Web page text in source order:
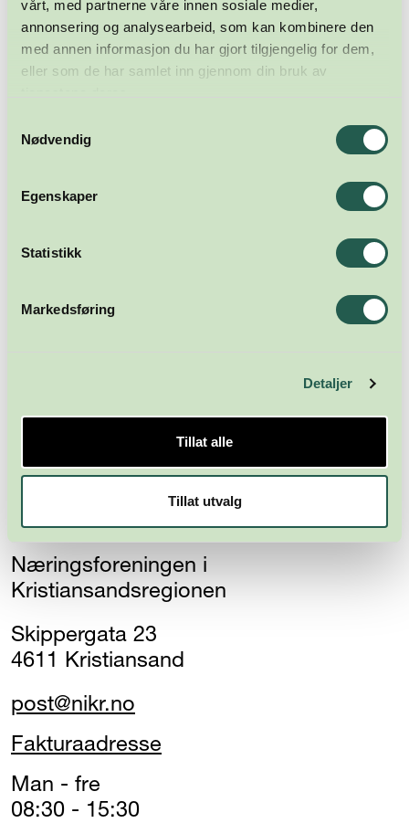
vårt, med partnerne våre innen sosiale medier,
annonsering og analysearbeid, som kan kombinere den
med annen informasjon du har gjort tilgjengelig for dem,
eller som de har samlet inn gjennom din bruk av
Nødvendig
Egenskaper
Statistikk
Markedsføring
Detaljer
Tillat alle
Tillat utvalg
Meld deg på nyhetsbrevet
Næringsforeningen i
Kristiansandsregionen
Skippergata 23
4611 Kristiansand
post@nikr.no
Fakturaadresse
Man - fre
08:30 - 15:30